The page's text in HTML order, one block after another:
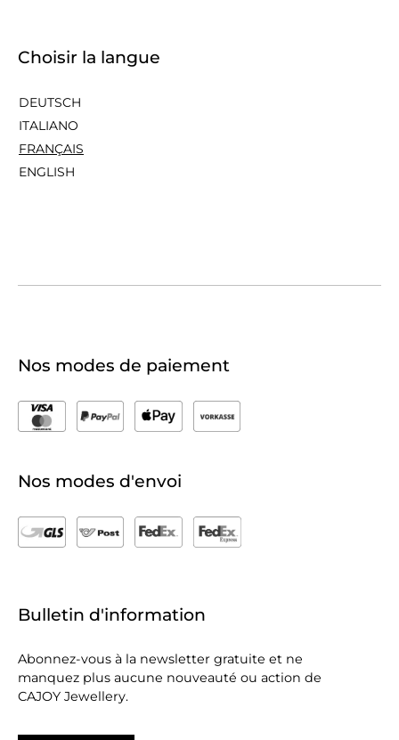
Choisir la langue
DEUTSCH
ITALIANO
FRANÇAIS
ENGLISH
Nos modes de paiement
Nos modes d'envoi
Bulletin d'information
Abonnez-vous à la newsletter gratuite et ne
manquez plus aucune nouveauté ou action de
CAJOY Jewellery.